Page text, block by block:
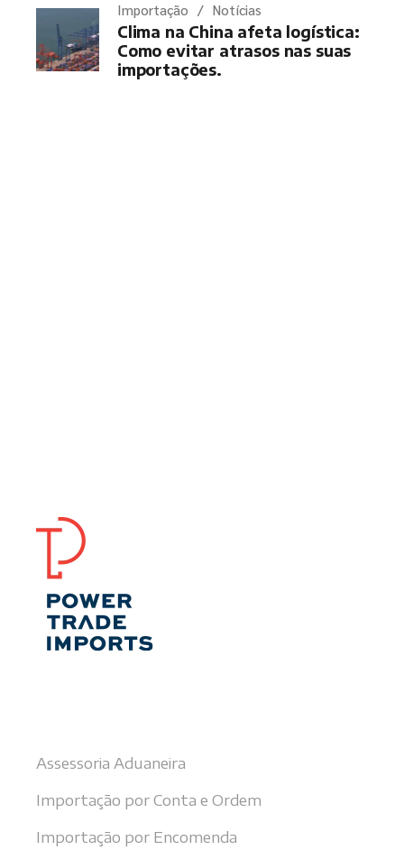
Importação Notícias
Clima na China afeta logística:
Como evitar atrasos nas suas
importações.
Assessoria Aduaneira
Importação por Conta e Ordem
Importação por Encomenda